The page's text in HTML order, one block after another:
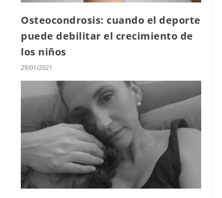
Osteocondrosis: cuando el deporte
puede debilitar el crecimiento de
los niños
29/01/2021